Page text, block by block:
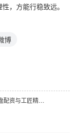
，方能行稳致远。
博
正规实盘配资与工匠精神何干？杨永修：“工匠”是责任非光环